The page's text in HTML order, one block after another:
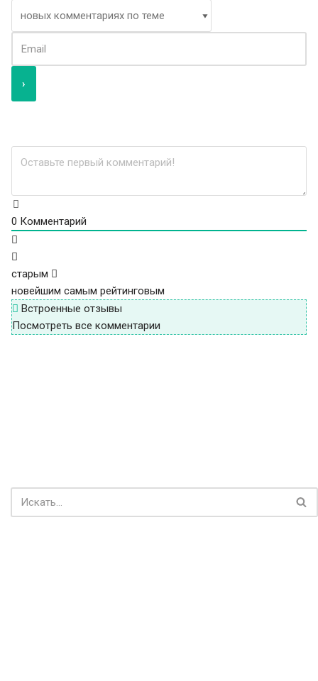
0 Комментарий
старым
новейшим самым рейтинговым
Встроенные отзывы
Посмотреть все комментарии